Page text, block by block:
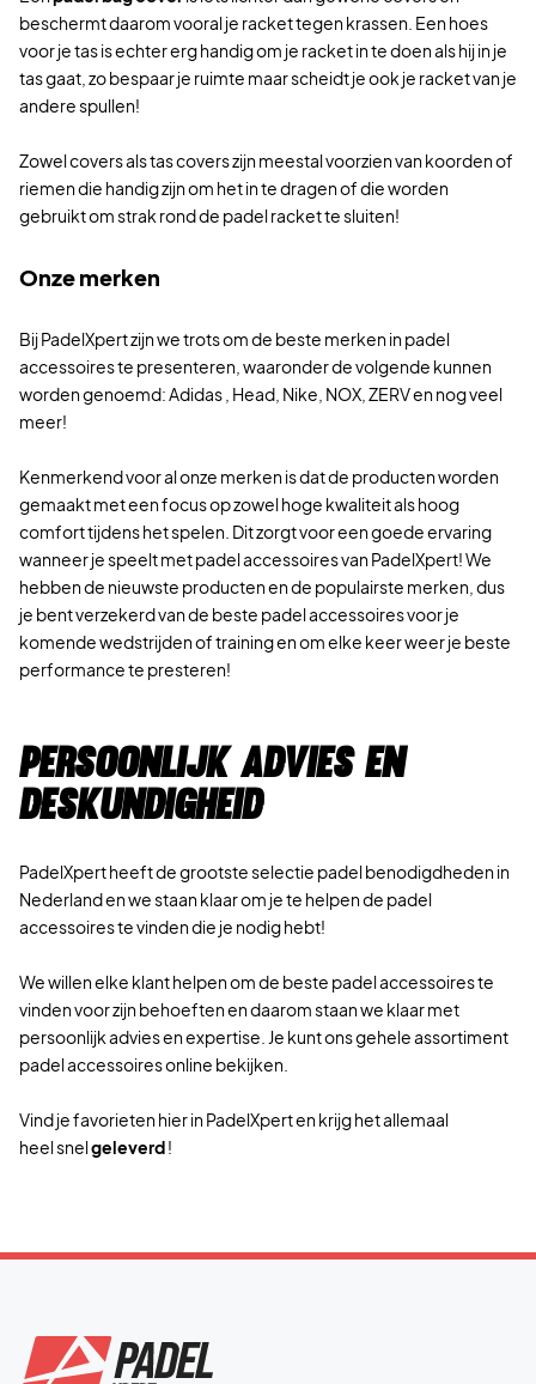
beschermt daarom vooral je racket tegen krassen. Een hoes
voor je tas is echter erg handig om je racket in te doen als hij in je
tas gaat, zo bespaar je ruimte maar scheidt je ook je racket van je
andere spullen!
Zowel covers als tas covers zijn meestal voorzien van koorden of
riemen die handig zijn om het in te dragen of die worden
gebruikt om strak rond de padel racket te sluiten!
Onze merken
Bij PadelXpert zijn we trots om de beste merken in padel
accessoires te presenteren, waaronder de volgende kunnen
worden genoemd: Adidas , Head, Nike, NOX, ZERV en nog veel
meer!
Kenmerkend voor al onze merken is dat de producten worden
gemaakt met een focus op zowel hoge kwaliteit als hoog
comfort tijdens het spelen. Dit zorgt voor een goede ervaring
wanneer je speelt met padel accessoires van PadelXpert! We
hebben de nieuwste producten en de populairste merken, dus
je bent verzekerd van de beste padel accessoires voor je
komende wedstrijden of training en om elke keer weer je beste
performance te presteren!
Persoonlijk advies en
deskundigheid
PadelXpert heeft de grootste selectie padel benodigdheden in
Nederland en we staan klaar om je te helpen de padel
accessoires te vinden die je nodig hebt!
We willen elke klant helpen om de beste padel accessoires te
vinden voor zijn behoeften en daarom staan we klaar met
persoonlijk advies en expertise. Je kunt ons gehele assortiment
padel accessoires online bekijken.
Vind je favorieten hier in PadelXpert en krijg het allemaal
heel snelgeleverd!